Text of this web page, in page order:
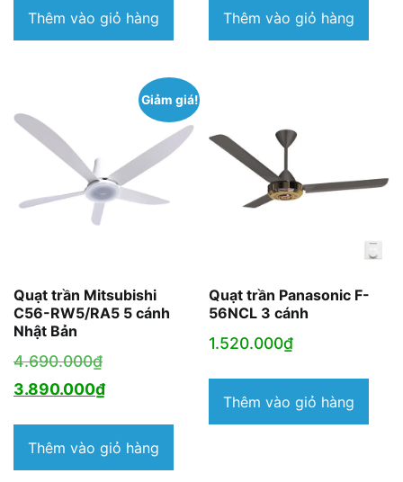
là:
2.270.000₫.
Thêm vào giỏ hàng
là:
1.390.000₫.
Thêm vào giỏ hàng
Giảm giá!
Quạt trần Mitsubishi
C56-RW5/RA5 5 cánh
Nhật Bản
4.690.000₫Giá
gốc
4.690.000₫.
3.890.000₫Giá
tại
là:
Thêm vào giỏ hàng
Quạt trần Panasonic F-
56NCL 3 cánh
1.520.000₫
Thêm vào giỏ hàng